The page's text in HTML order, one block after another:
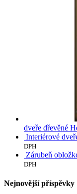
dveře dřevěné
Interiérové
DPH
Zárubeň
DPH
Nejnovější příspěvky